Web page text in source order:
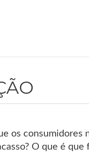
os consumidores
O que é